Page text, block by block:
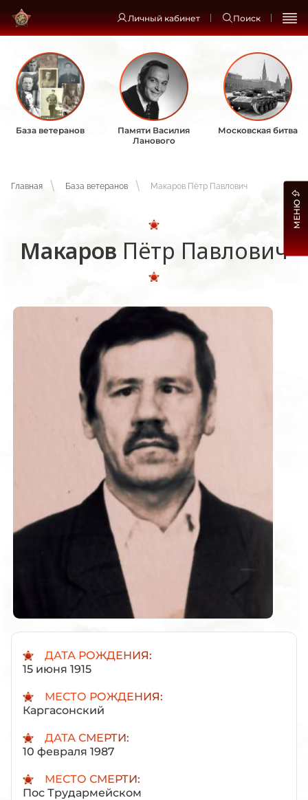
Личный кабинет Поиск
База ветеранов
Памяти Василия
Ланового
Московская битва
Главная База ветеранов Макаров Пётр Павлович
Макаров Пётр Павлович
ДАТА РОЖДЕНИЯ:
15 июня 1915
МЕСТО РОЖДЕНИЯ:
Каргасонский
ДАТА СМЕРТИ:
10 февраля 1987
МЕСТО СМЕРТИ:
Пос Трудармейском
МЕНЮ